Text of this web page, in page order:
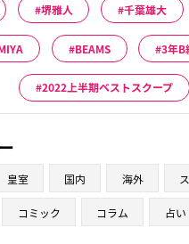
堺雅人 千葉雄大
BEAMS 3年B
2022上半期ベストスクープ
皇室 国内 海外
コミック コラム 占い